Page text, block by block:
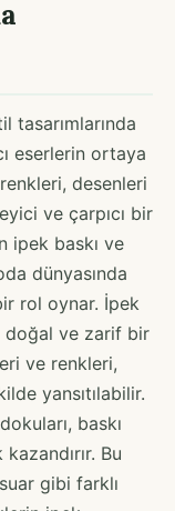
tasarımlarında
eserlerin ortaya
desenleri
ve çarpıcı bir
ipek baskı ve
dünyasında
rol oynar. İpek
doğal ve zarif bir
ve renkleri,
yansıtılabilir.
baskı
Bu
gibi farklı